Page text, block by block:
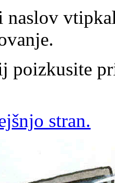
naslov
poizkusite
stran.